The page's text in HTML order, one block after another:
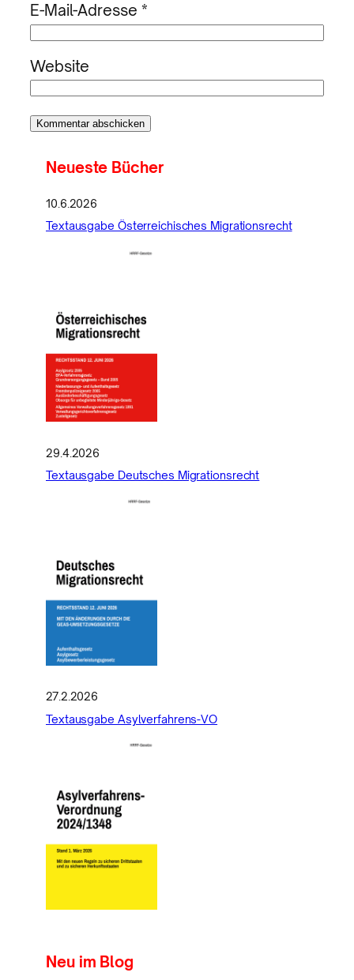
E-Mail-Adresse *
Website
Neueste Bücher
10.6.2026
Textausgabe Österreichisches Migrationsrecht
29.4.2026
Textausgabe Deutsches Migrationsrecht
27.2.2026
Textausgabe Asylverfahrens-VO
Neu im Blog